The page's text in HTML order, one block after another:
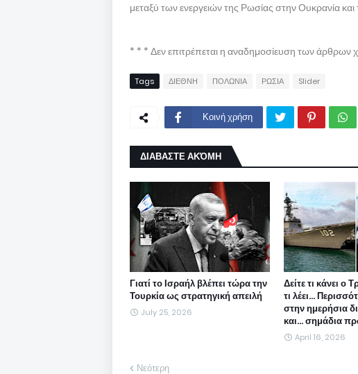
μεταξύ των ενεργειών της Ρωσίας στην Ουκρανία
* * * Δεν επιτρέπεται η αναδημοσίευση των άρθρων
Tags ΔΙΕΘΝΗ ΠΟΛΩΝΙΑ ΡΩΣΙΑ Slider
Κοινή χρήση
ΔΙΑΒΑΣΤΕ ΑΚΌΜΗ
Γιατί το Ισραήλ βλέπει τώρα την
Τουρκία ως στρατηγική απειλή
July 25, 2026
Δείτε τι κάνει ο
τι λέει...
στην ημερήσια
και... σημάδια
April 16, 2026
Νεότερη